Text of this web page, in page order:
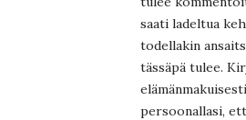
saati ladeltua
todellakin
tässäpä tulee.
persoonallasi,